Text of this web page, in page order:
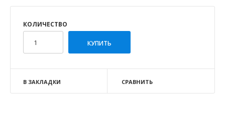
КОЛИЧЕСТВО
В ЗАКЛАДКИ СРАВНИТЬ